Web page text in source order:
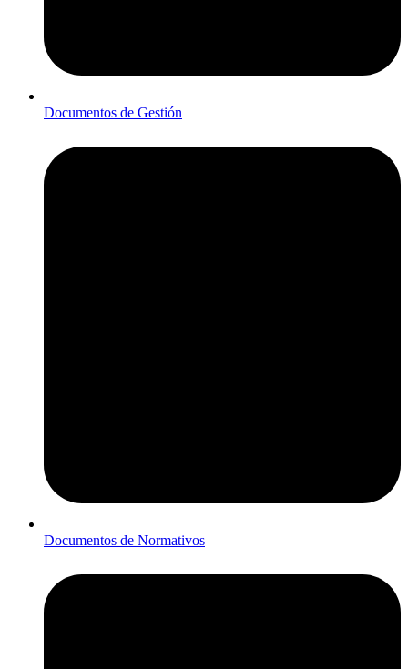
Documentos de Gestión
Documentos de Normativos